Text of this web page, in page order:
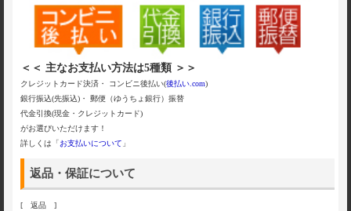
＜＜ 主なお支払い方法は5種類 ＞＞
クレジットカード決済・ コンビニ後払い(後払い.com)
銀行振込(先振込)・ 郵便（ゆうちょ銀行）振替
代金引換(現金・クレジットカード)
がお選びいただけます！
詳しくは「お支払いについて 」
返品・保証について
[ 返品 ]